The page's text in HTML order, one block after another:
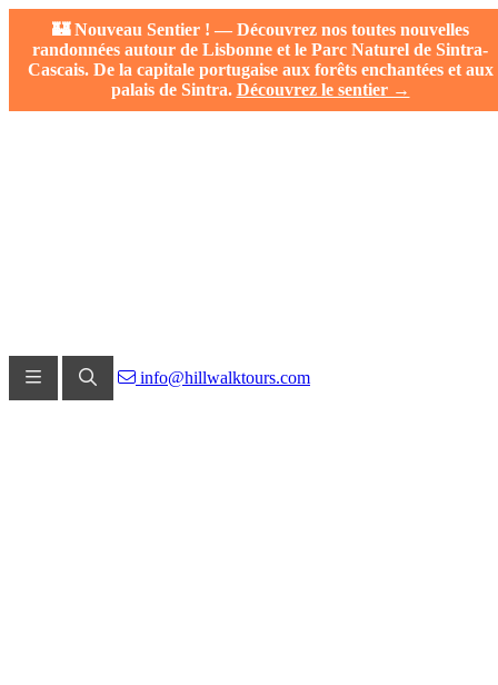
🏰 Nouveau Sentier ! — Découvrez nos toutes nouvelles
randonnées autour de Lisbonne et le Parc Naturel de Sintra-
Cascais. De la capitale portugaise aux forêts enchantées et aux
palais de Sintra. Découvrez le sentier →
info@hillwalktours.com